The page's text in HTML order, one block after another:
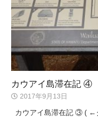
カウアイ島滞在記 ④
2017年9月13日
カウアイ島滞在記 ③ ( ←